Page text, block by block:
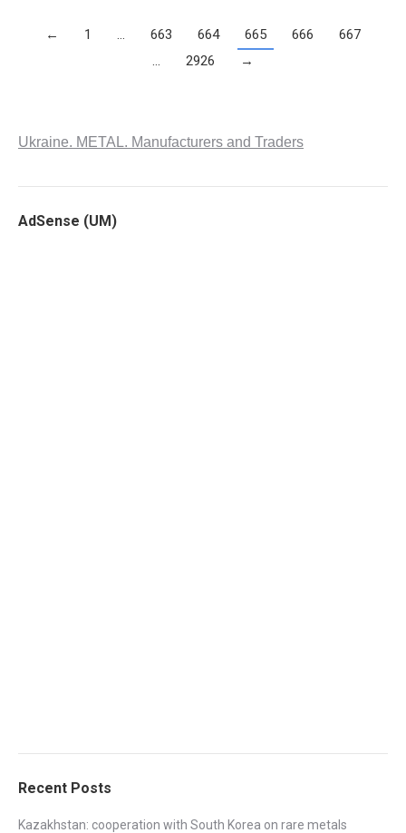
← 1 … 663 664 665 666
667
…
2926 →
Ukraine. METAL. Manufacturers and Traders
AdSense (UM)
Recent Posts
Kazakhstan: cooperation with South Korea on rare metals